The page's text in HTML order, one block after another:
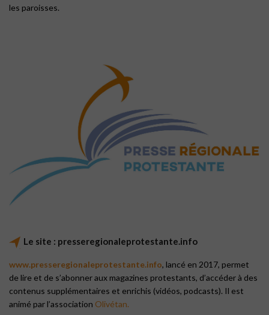
les paroisses.
Le site : presseregionaleprotestante.info
www.presseregionaleprotestante.info, lancé en 2017, permet
de lire et de s’abonner aux magazines protestants, d’accéder à des
contenus supplémentaires et enrichis (vidéos, podcasts). Il est
animé par l’association Olivétan.